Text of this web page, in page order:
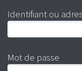
Identifiant ou
Mot de passe